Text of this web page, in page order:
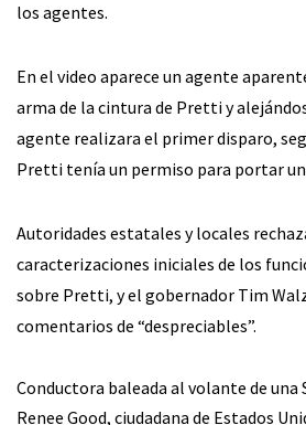
los agentes.
En el video aparece un agente
arma de la cintura de Pretti y
agente realizara el primer disparo,
Pretti tenía un permiso para portar
Autoridades estatales y locales
caracterizaciones iniciales de los
sobre Pretti, y el gobernador Tim
comentarios de “despreciables”.
Conductora baleada al volante de una
Renee Good, ciudadana de Estados